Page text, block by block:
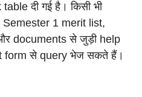
दी गई है। किसी भी
1 merit list,
documents से जुड़ी help
form से query भेज सकते हैं।